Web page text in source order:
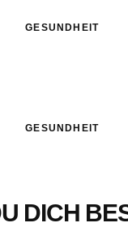
GESUNDHEIT
GESUNDHEIT
DICH